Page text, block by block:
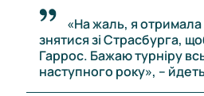
«На жаль, я
знятися зі Страсбурга,
Гаррос. Бажаю турніру
наступного року», –